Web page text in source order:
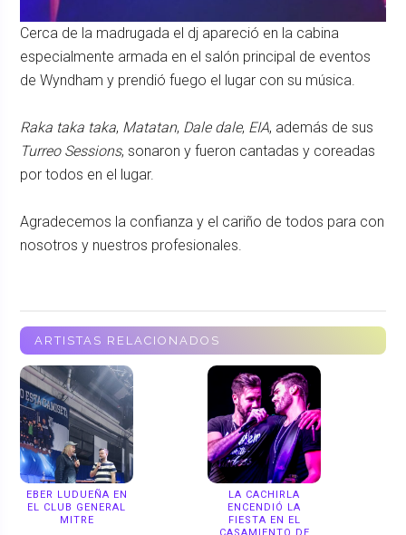
Cerca de la madrugada el dj apareció en la cabina
especialmente armada en el salón principal de eventos
de Wyndham y prendió fuego el lugar con su música.
Raka taka taka, Matatan, Dale dale, EIA, además de sus
Turreo Sessions, sonaron y fueron cantadas y coreadas
por todos en el lugar.
Agradecemos la confianza y el cariño de todos para con
nosotros y nuestros profesionales.
ARTISTAS RELACIONADOS
EBER LUDUEÑA EN
EL CLUB GENERAL
MITRE
LA CACHIRLA
ENCENDIÓ LA
FIESTA EN EL
CASAMIENTO DE